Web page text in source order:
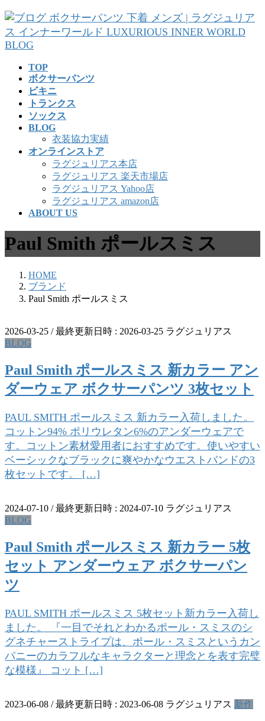
コ
ン
テ
ン
ナ
ビ
ゲ
ー
TOP
ボクサーパンツ
ビキニ
トランクス
ソックス
BLOG
衣装協力実績
オンラインストア
ラグジュリアス本店
ラグジュリアス 楽天市場店
ラグジュリアス Yahoo店
ラグジュリアス amazon店
ABOUT US
Paul Smith ポールスミス
HOME
ブランド
Paul Smith ポールスミス
2026-03-25 / 最終更新日時 : 2026-03-25 ラグジュリアス
BLOG
Paul Smith ポールスミス 新カラー アン
ダーウェア ボクサーパンツ 3枚セット
PAUL SMITH ポールスミス 新カラー入荷しました。
コットン94% ポリウレタン6%のアンダーウェアで
す。コットン素材愛用者におすすめです。使いやすい
ベーシックなブラックに爽やかなウエストバンドの3
枚セットです。 […]
2024-07-10 / 最終更新日時 : 2024-07-10 ラグジュリアス
BLOG
Paul Smith ポールスミス 新カラー 5枚
セット アンダーウェア ボクサーパン
ツ
PAUL SMITH ポールスミス 5枚セット新カラー入荷し
ました。 『一目でそれとわかるポール・スミスのシ
グネチャーストライプは、ポール・スミスというカン
パニーのカラフルなキャラクターと理念とを表す完璧
な模様』 コット […]
2023-06-08 / 最終更新日時 : 2023-06-08 ラグジュリアス 新作